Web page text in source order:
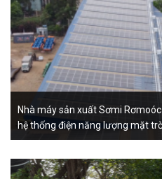
Nhà máy sản xuất Sơmi
hệ thống điện năng lượng mặt